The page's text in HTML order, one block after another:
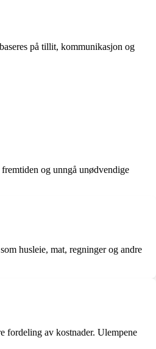
på tillit, kommunikasjon og
og unngå unødvendige
husleie, mat, regninger og andre
fordeling av kostnader. Ulempene